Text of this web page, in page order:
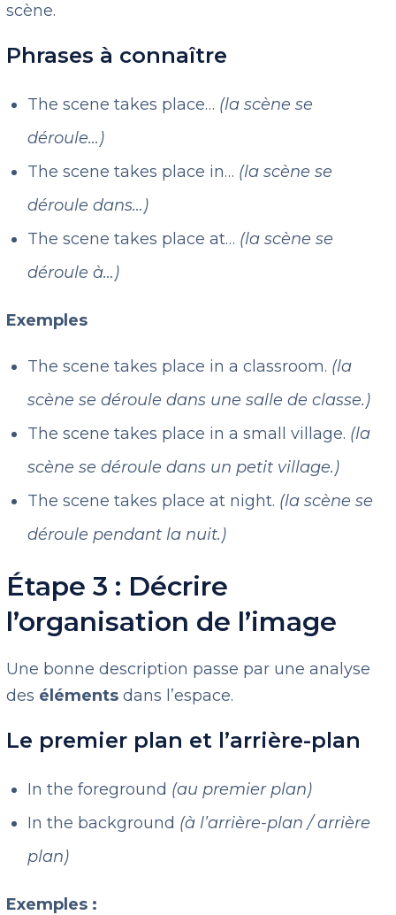
scène.
Phrases à connaître
The scene takes place… (la scène se
déroule…)
The scene takes place in… (la scène se
déroule dans…)
The scene takes place at… (la scène se
déroule à…)
Exemples
The scene takes place in a classroom. (la
scène se déroule dans une salle de classe.)
The scene takes place in a small village. (la
scène se déroule dans un petit village.)
The scene takes place at night. (la scène se
déroule pendant la nuit.)
Étape 3 : Décrire
l’organisation de l’image
Une bonne description passe par une analyse
des éléments dans l’espace.
Le premier plan et l’arrière-plan
In the foreground (au premier plan)
In the background (à l’arrière-plan / arrière
plan)
Exemples :